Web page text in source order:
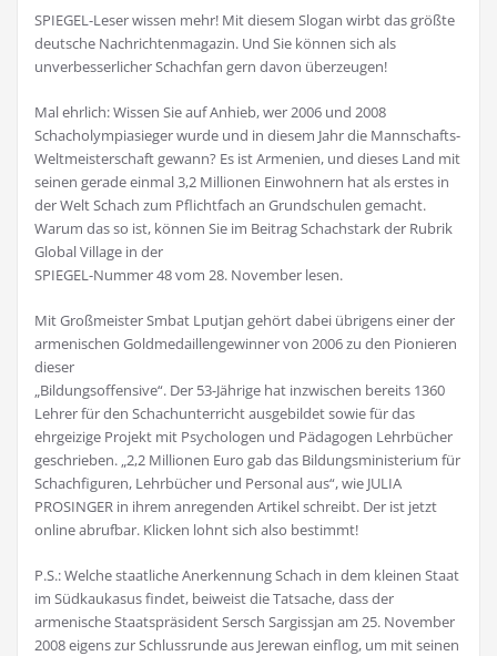
SPIEGEL-Leser wissen mehr! Mit diesem Slogan wirbt das größte
deutsche Nachrichtenmagazin. Und Sie können sich als
unverbesserlicher Schachfan gern davon überzeugen!
Mal ehrlich: Wissen Sie auf Anhieb, wer 2006 und 2008
Schacholympiasieger wurde und in diesem Jahr die Mannschafts-
Weltmeisterschaft gewann? Es ist Armenien, und dieses Land mit
seinen gerade einmal 3,2 Millionen Einwohnern hat als erstes in
der Welt Schach zum Pflichtfach an Grundschulen gemacht.
Warum das so ist, können Sie im Beitrag Schachstark der Rubrik
Global Village in der
SPIEGEL-Nummer 48 vom 28. November lesen.
Mit Großmeister Smbat Lputjan gehört dabei übrigens einer der
armenischen Goldmedaillengewinner von 2006 zu den Pionieren
dieser
„Bildungsoffensive“. Der 53-Jährige hat inzwischen bereits 1360
Lehrer für den Schachunterricht ausgebildet sowie für das
ehrgeizige Projekt mit Psychologen und Pädagogen Lehrbücher
geschrieben. „2,2 Millionen Euro gab das Bildungsministerium für
Schachfiguren, Lehrbücher und Personal aus“, wie JULIA
PROSINGER in ihrem anregenden Artikel schreibt. Der ist jetzt
online abrufbar. Klicken lohnt sich also bestimmt!
P.S.: Welche staatliche Anerkennung Schach in dem kleinen Staat
im Südkaukasus findet, beiweist die Tatsache, dass der
armenische Staatspräsident Sersch Sargissjan am 25. November
2008 eigens zur Schlussrunde aus Jerewan einflog, um mit seinen